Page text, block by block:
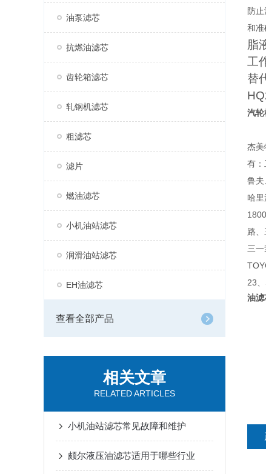
油泵滤芯
抗燃油滤芯
齿轮箱滤芯
轧钢机滤芯
粗滤芯
滤片
燃油滤芯
小机油站滤芯
润滑油站滤芯
EH油滤芯
查看全部产品
相关文章
RELATED ARTICLES
小机油站滤芯常见故障和维护
颇尔液压油滤芯适用于哪些行业
防
和准
脂
工
替
汽轮
杰美
有：
鲁夫
哈里
路
三
23
油滤